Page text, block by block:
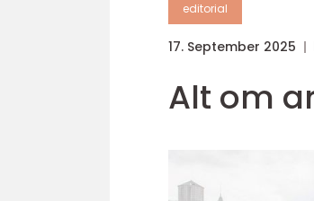
editorial
17. September 2025
Alt om